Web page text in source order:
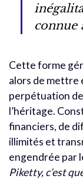
connue
Cette forme
alors de mettre
perpétuation
l’héritage.
financiers, de
illimités et
engendrée par
Piketty, c’est